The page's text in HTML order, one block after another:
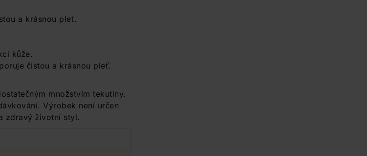
a krásnou pleť.
kůže.
čistou a krásnou pleť.
množstvím tekutiny.
Výrobek není určen
zdravý životní styl.